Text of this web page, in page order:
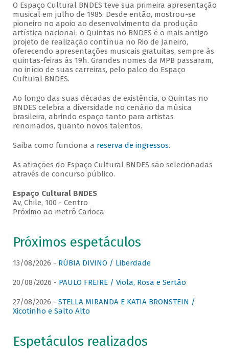
O Espaço Cultural BNDES teve sua primeira apresentação
musical em julho de 1985. Desde então, mostrou-se
pioneiro no apoio ao desenvolvimento da produção
artística nacional: o Quintas no BNDES é o mais antigo
projeto de realização contínua no Rio de Janeiro,
oferecendo apresentações musicais gratuitas, sempre às
quintas-feiras às 19h. Grandes nomes da MPB passaram,
no início de suas carreiras, pelo palco do Espaço
Cultural BNDES.
Ao longo das suas décadas de existência, o Quintas no
BNDES celebra a diversidade no cenário da música
brasileira, abrindo espaço tanto para artistas
renomados, quanto novos talentos.
Saiba como funciona a reserva de ingressos.
As atrações do Espaço Cultural BNDES são selecionadas
através de concurso público.
Espaço Cultural BNDES
Av, Chile, 100 - Centro
Próximo ao metrô Carioca
Próximos espetáculos
13/08/2026 - RÚBIA DIVINO / Liberdade
20/08/2026 - PAULO FREIRE / Viola, Rosa e Sertão
27/08/2026 - STELLA MIRANDA E KATIA BRONSTEIN /
Xicotinho e Salto Alto
Espetáculos realizados